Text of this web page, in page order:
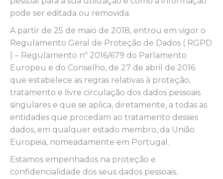
pode ser editada ou removida.
A partir de 25 de maio de 2018, entrou em vigor o
Regulamento Geral de Proteção de Dados ( RGPD
) – Regulamento nº 2016/679 do Parlamento
Europeu e do Conselho, de 27 de abril de 2016
que estabelece as regras relativas à proteção,
tratamento e livre circulação dos dados pessoais
singulares e que se aplica, diretamente, a todas as
entidades que procedam ao tratamento desses
dados, em qualquer estado membro, da União
Europeia, nomeadamente em Portugal.
Estamos empenhados na proteção e
confidencialidade dos seus dados pessoais.